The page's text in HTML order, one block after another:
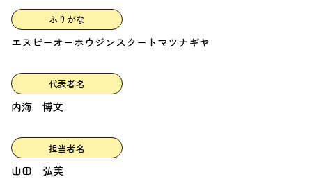
ふりがな
エヌピーオーホウジンスクートマツナギヤ
代表者名
内海 博文
担当者名
山田 弘美